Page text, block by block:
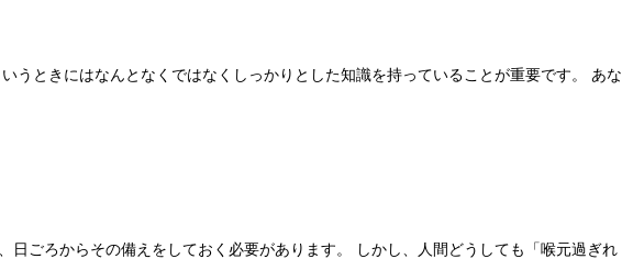
うときにはなんとなくではなくしっかりとした知識を持っていることが重要です。 あな
ごろからその備えをしておく必要があります。 しかし、人間どうしても「喉元過ぎれ